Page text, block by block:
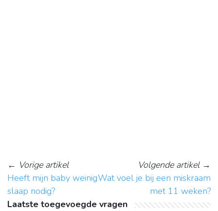
← Vorige artikel
Heeft mijn baby weinig
slaap nodig?
Volgende artikel→
Wat voel je bij een miskraam
met 11 weken?
Laatste toegevoegde vragen